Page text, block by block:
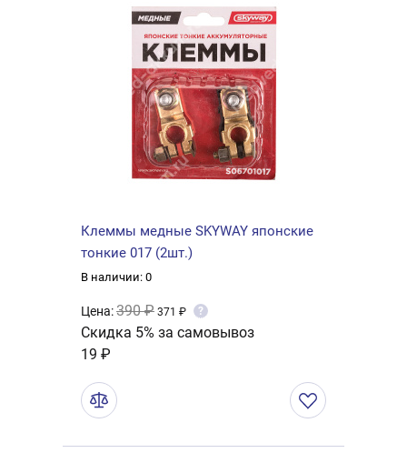
Клеммы медные SKYWAY японские
тонкие 017 (2шт.)
В наличии: 0
Цена:390 ₽ 371 ₽ ?
Скидка 5% за самовывоз
19 ₽